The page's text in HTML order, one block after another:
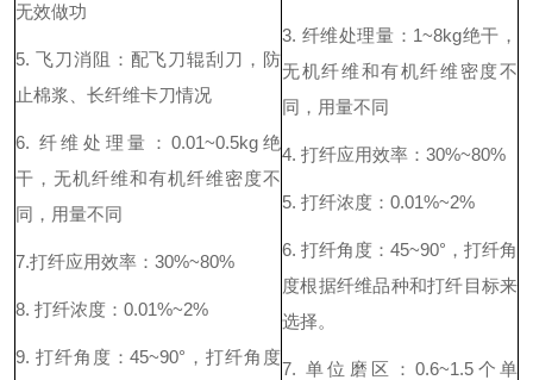
无效做功
5. 飞刀消阻：配飞刀辊刮刀，防
止棉浆、长纤维卡刀情况
6. 纤维处理量：0.01~0.5kg 绝
干，无机纤维和有机纤维密度不
同，用量不同
7.打纤应用效率： 30%~80%
8. 打纤浓度： 0.01%~2%
9. 打纤角度：45~90° ，打纤角度
3. 纤维处理量： 1~8kg绝干，
无机纤维和有机纤维密度不
同，用量不同
4. 打纤应用效率： 30%~80%
5. 打纤浓度： 0.01%~2%
6. 打纤角度： 45~90° ，打纤角
度根据纤维品种和打纤目标来
选择。
7. 单位磨区： 0.6~1.5 个单